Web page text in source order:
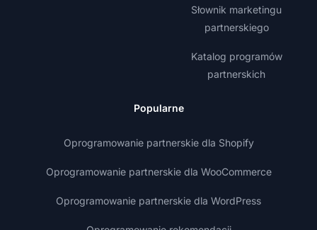
Słownik marketingu
partnerskiego
Katalog programów
partnerskich
Popularne
Oprogramowanie partnerskie dla Shopify
Oprogramowanie partnerskie dla WooCommerce
Oprogramowanie partnerskie dla WordPress